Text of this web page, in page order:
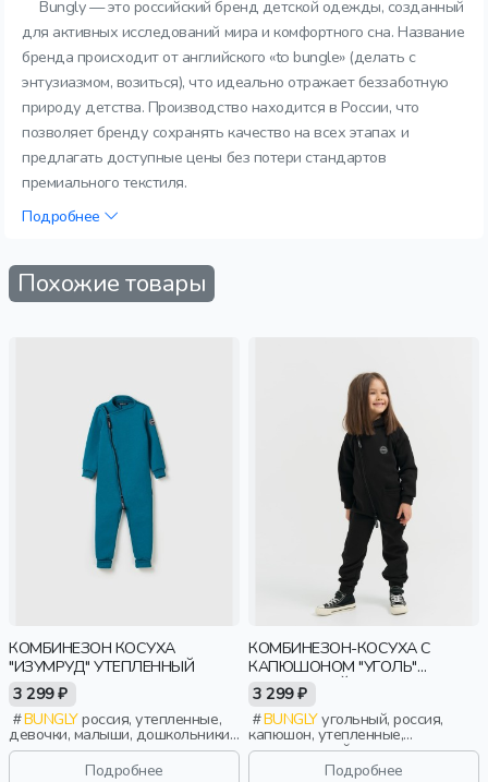
Bungly — это российский бренд детской одежды, созданный
для активных исследований мира и комфортного сна. Название
бренда происходит от английского «to bungle» (делать с
энтузиазмом, возиться), что идеально отражает беззаботную
природу детства. Производство находится в России, что
позволяет бренду сохранять качество на всех этапах и
предлагать доступные цены без потери стандартов
премиального текстиля.
Подробнее
Похожие товары
КОМБИНЕЗОН КОСУХА
"ИЗУМРУД" УТЕПЛЕННЫЙ
3 299 ₽
BUNGLYроссия, утепленные,
девочки, малыши, дошкольники,
дети
Подробнее
КОМБИНЕЗОН-КОСУХА С
КАПЮШОНОМ "УГОЛЬ"
УТЕПЛЕННЫЙ
3 299 ₽
BUNGLYугольный, россия,
капюшон, утепленные,
повседневный, девочки,
малыши, дошкольники, дети
Подробнее